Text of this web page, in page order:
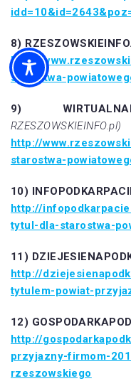
8)
http://
starostwa-
9)
RZESZOWSKIEINFO.pl)
http://
starostwa-
10)
http://
tytul-dla-starostwa-
11)
http://
tytulem-powiat-
12)
http://
przyjazny-firmom-
rzeszowskiego